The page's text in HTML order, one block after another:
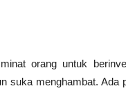
orang untuk
suka menghambat. Ada